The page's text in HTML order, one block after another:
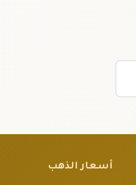
أسعار الذهب